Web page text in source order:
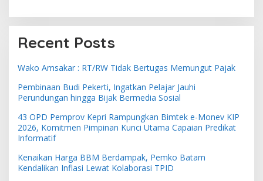
Recent Posts
Wako Amsakar : RT/RW Tidak Bertugas Memungut Pajak
Pembinaan Budi Pekerti, Ingatkan Pelajar Jauhi
Perundungan hingga Bijak Bermedia Sosial
43 OPD Pemprov Kepri Rampungkan Bimtek e-Monev KIP
2026, Komitmen Pimpinan Kunci Utama Capaian Predikat
Informatif
Kenaikan Harga BBM Berdampak, Pemko Batam
Kendalikan Inflasi Lewat Kolaborasi TPID